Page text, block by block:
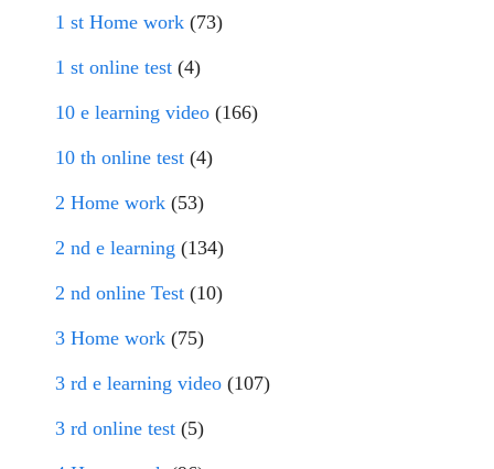
1 st Home work (73)
1 st online test (4)
10 e learning video (166)
10 th online test (4)
2 Home work (53)
2 nd e learning (134)
2 nd online Test (10)
3 Home work (75)
3 rd e learning video (107)
3 rd online test (5)